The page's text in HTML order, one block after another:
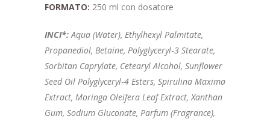
FORMATO: 250 ml con dosatore
INCI*:Aqua (Water), Ethylhexyl Palmitate,
Propanediol, Betaine, Polyglyceryl‑3 Stearate,
Sorbitan Caprylate, Cetearyl Alcohol, Sunflower
Seed Oil Polyglyceryl‑4 Esters, Spirulina Maxima
Extract, Moringa Oleifera Leaf Extract, Xanthan
Gum, Sodium Gluconate, Parfum (Fragrance),